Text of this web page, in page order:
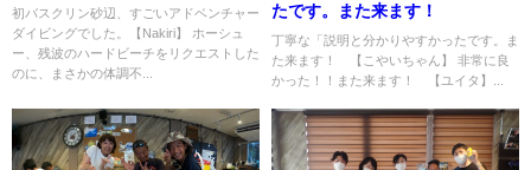
初バスクリン砂辺、すごいアドベンチャー
ダイビングでした。【Nakiri】 ホーシュ
ー、残波のハードビーチをリクエストした
のに、まさかの体調不...
たです。また来ます！
丁寧な「説明と分かりやすかったです。ま
た来ます！ 【こやいちゃん】 非常に良
かった！！また来ます！ 【ユイタ】...